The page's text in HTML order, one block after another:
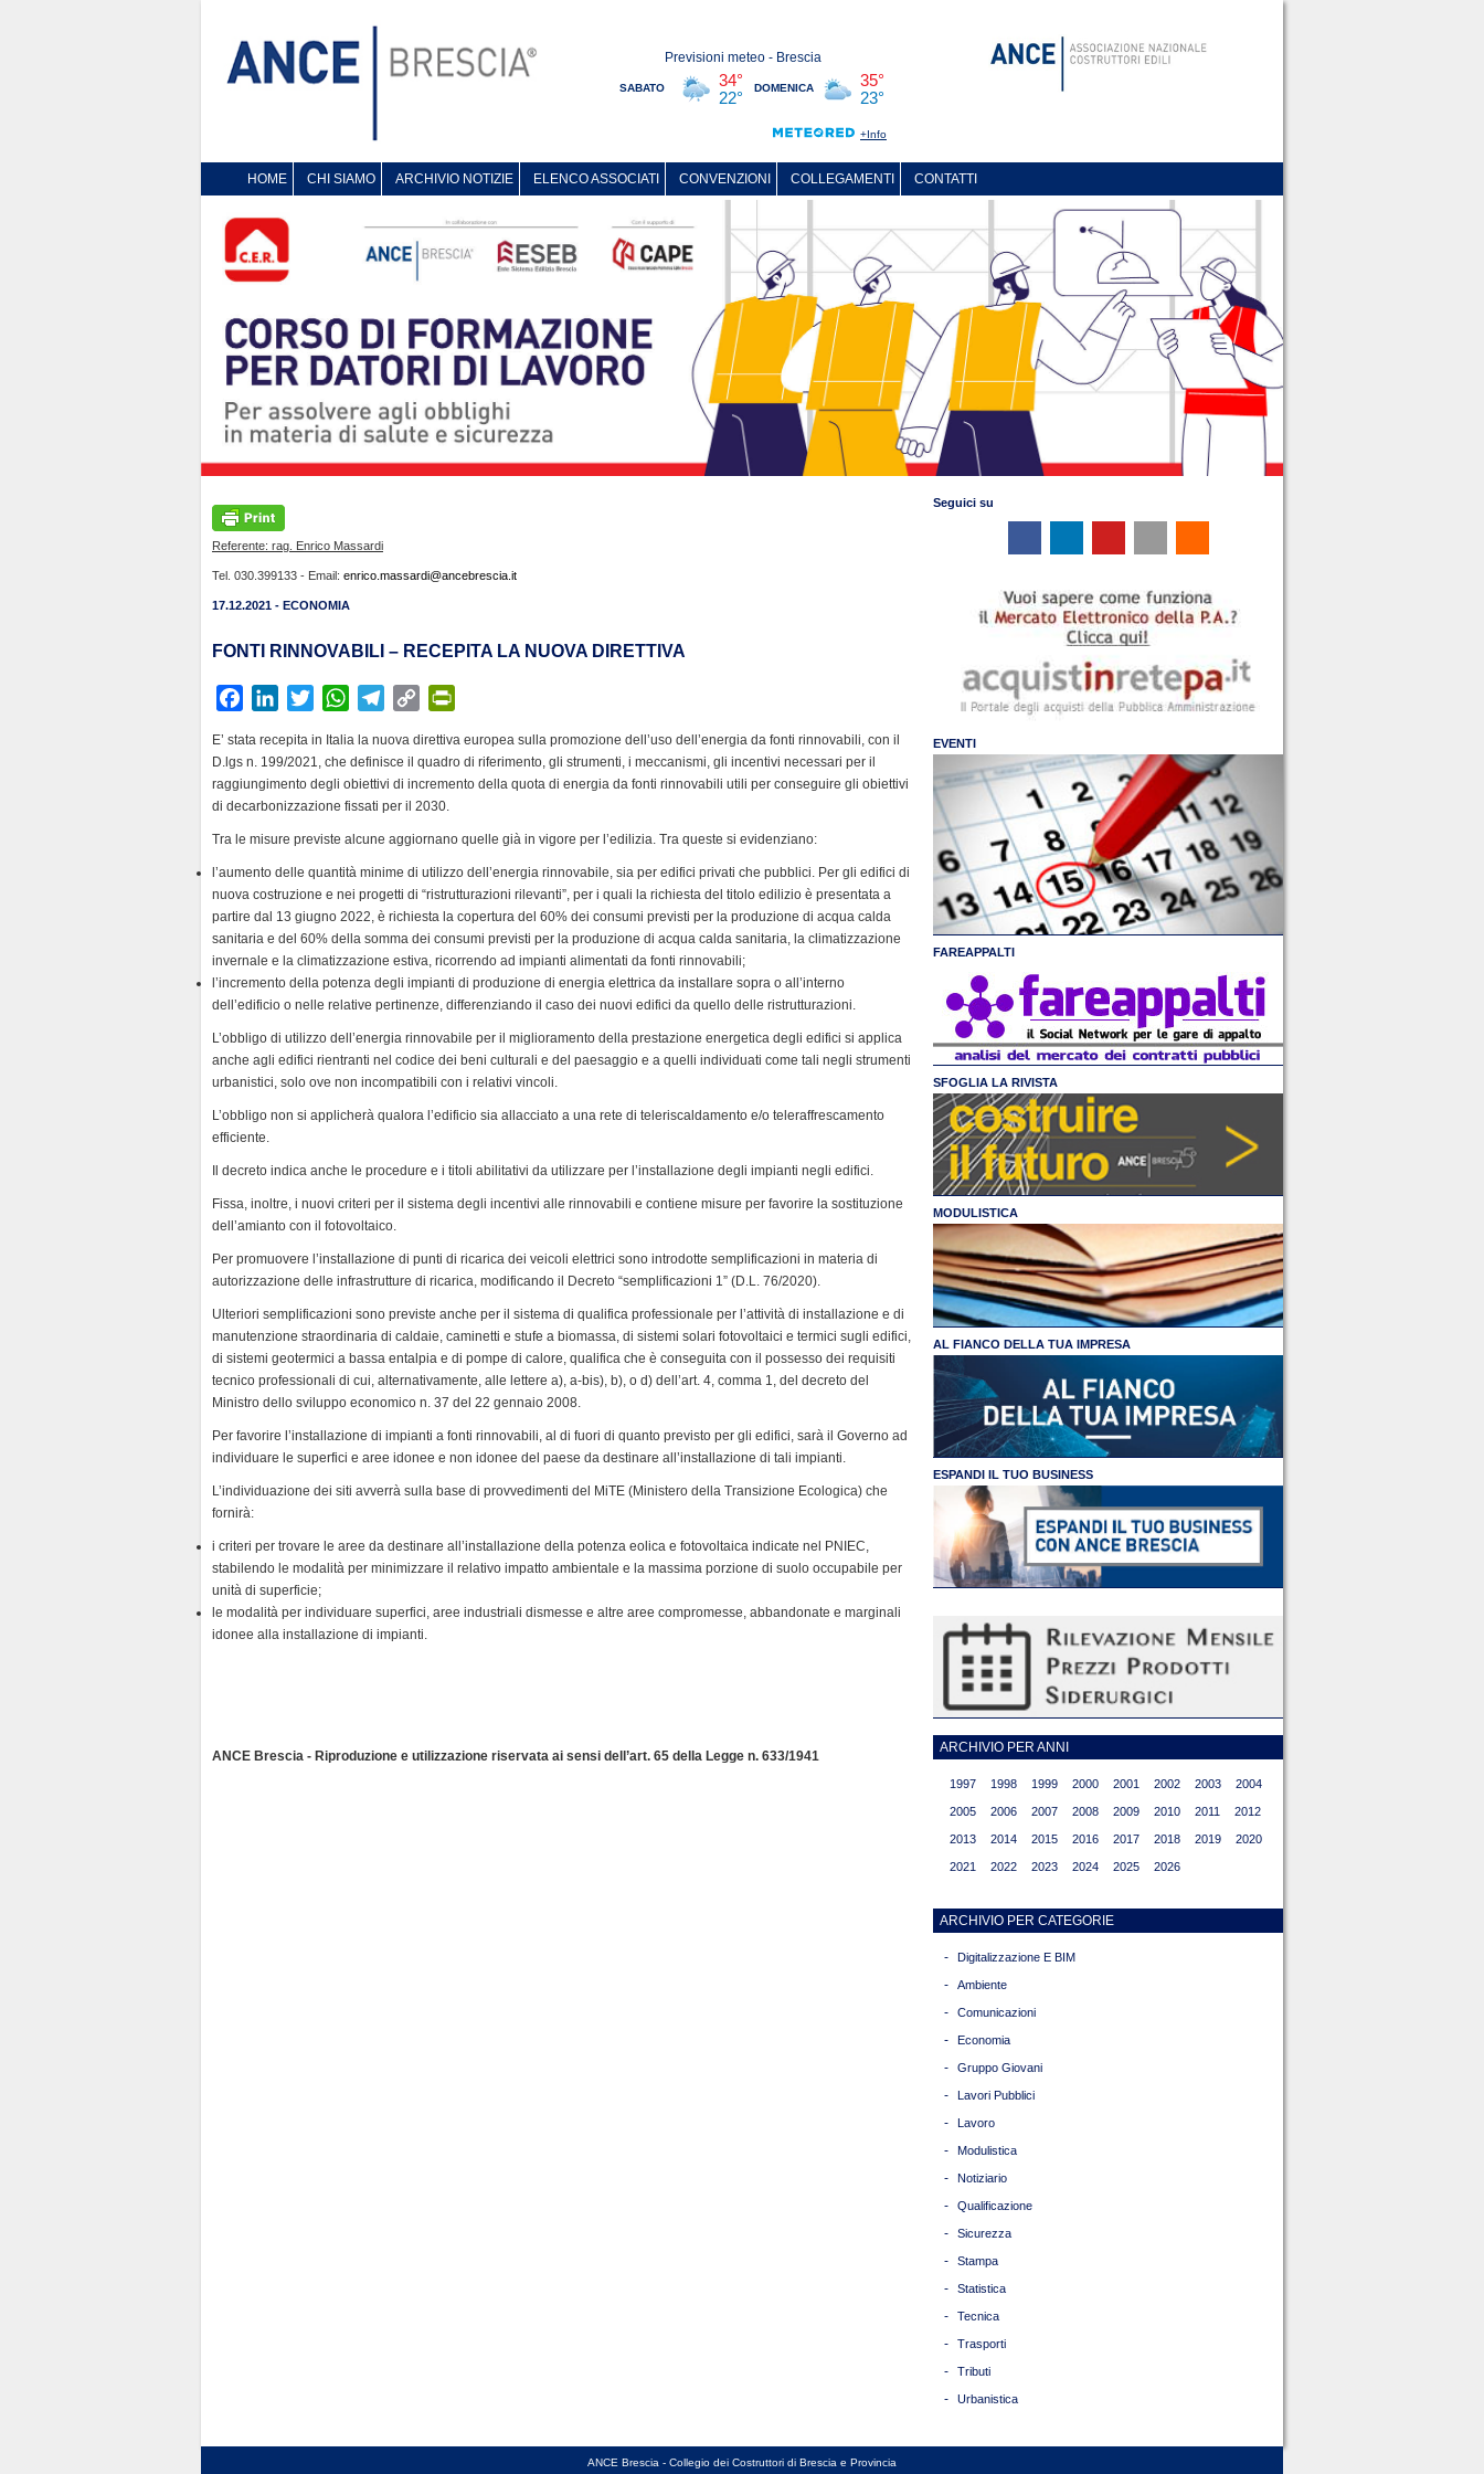
HOME CHI SIAMO ARCHIVIO NOTIZIE ELENCO ASSOCIATI CONVENZIONI COLLEGAMENTI CONTATTI
Referente: rag. Enrico Massardi
Tel. 030.399133 - Email: enrico.massardi@ancebrescia.it
17.12.2021 - ECONOMIA
FONTI RINNOVABILI – RECEPITA LA NUOVA DIRETTIVA
c
e
b
k
n
k
e
n
i
t
t
e
W
a
t
s
A
p
l
e
g
m
C
p
y
L
k
i
n
i
e
n
d
l
y
E’ stata recepita in Italia la nuova direttiva europea sulla promozione dell’uso dell’energia da fonti rinnovabili, con il
D.lgs n. 199/2021, che definisce il quadro di riferimento, gli strumenti, i meccanismi, gli incentivi necessari per il
raggiungimento degli obiettivi di incremento della quota di energia da fonti rinnovabili utili per conseguire gli obiettivi
di decarbonizzazione fissati per il 2030.
Tra le misure previste alcune aggiornano quelle già in vigore per l’edilizia. Tra queste si evidenziano:
l’aumento delle quantità minime di utilizzo dell’energia rinnovabile, sia per edifici privati che pubblici. Per gli edifici di
nuova costruzione e nei progetti di “ristrutturazioni rilevanti”, per i quali la richiesta del titolo edilizio è presentata a
partire dal 13 giugno 2022, è richiesta la copertura del 60% dei consumi previsti per la produzione di acqua calda
sanitaria e del 60% della somma dei consumi previsti per la produzione di acqua calda sanitaria, la climatizzazione
invernale e la climatizzazione estiva, ricorrendo ad impianti alimentati da fonti rinnovabili;
l’incremento della potenza degli impianti di produzione di energia elettrica da installare sopra o all’interno
dell’edificio o nelle relative pertinenze, differenziando il caso dei nuovi edifici da quello delle ristrutturazioni.
L’obbligo di utilizzo dell’energia rinnovabile per il miglioramento della prestazione energetica degli edifici si applica
anche agli edifici rientranti nel codice dei beni culturali e del paesaggio e a quelli individuati come tali negli strumenti
urbanistici, solo ove non incompatibili con i relativi vincoli.
L’obbligo non si applicherà qualora l’edificio sia allacciato a una rete di teleriscaldamento e/o teleraffrescamento
efficiente.
Il decreto indica anche le procedure e i titoli abilitativi da utilizzare per l’installazione degli impianti negli edifici.
Fissa, inoltre, i nuovi criteri per il sistema degli incentivi alle rinnovabili e contiene misure per favorire la sostituzione
dell’amianto con il fotovoltaico.
Per promuovere l’installazione di punti di ricarica dei veicoli elettrici sono introdotte semplificazioni in materia di
autorizzazione delle infrastrutture di ricarica, modificando il Decreto “semplificazioni 1” (D.L. 76/2020).
Ulteriori semplificazioni sono previste anche per il sistema di qualifica professionale per l’attività di installazione e di
manutenzione straordinaria di caldaie, caminetti e stufe a biomassa, di sistemi solari fotovoltaici e termici sugli edifici,
di sistemi geotermici a bassa entalpia e di pompe di calore, qualifica che è conseguita con il possesso dei requisiti
tecnico professionali di cui, alternativamente, alle lettere a), a-bis), b), o d) dell’art. 4, comma 1, del decreto del
Ministro dello sviluppo economico n. 37 del 22 gennaio 2008.
Per favorire l’installazione di impianti a fonti rinnovabili, al di fuori di quanto previsto per gli edifici, sarà il Governo ad
individuare le superfici e aree idonee e non idonee del paese da destinare all’installazione di tali impianti.
L’individuazione dei siti avverrà sulla base di provvedimenti del MiTE (Ministero della Transizione Ecologica) che
fornirà:
i criteri per trovare le aree da destinare all’installazione della potenza eolica e fotovoltaica indicate nel PNIEC,
stabilendo le modalità per minimizzare il relativo impatto ambientale e la massima porzione di suolo occupabile per
unità di superficie;
le modalità per individuare superfici, aree industriali dismesse e altre aree compromesse, abbandonate e marginali
idonee alla installazione di impianti.
ANCE Brescia - Riproduzione e utilizzazione riservata ai sensi dell’art. 65 della Legge n. 633/1941
Seguici su
EVENTI
FAREAPPALTI
SFOGLIA LA RIVISTA
MODULISTICA
AL FIANCO DELLA TUA IMPRESA
ESPANDI IL TUO BUSINESS
ARCHIVIO PER ANNI
1997 1998 1999 2000 2001 2002 2003 2004
2005 2006 2007 2008 2009 2010 2011 2012
2013 2014 2015 2016 2017 2018 2019 2020
2021 2022 2023 2024 2025 2026
ARCHIVIO PER CATEGORIE
- Digitalizzazione E BIM
- Ambiente
- Comunicazioni
- Economia
- Gruppo Giovani
- Lavori Pubblici
- Lavoro
- Modulistica
- Notiziario
- Qualificazione
- Sicurezza
- Stampa
- Statistica
- Tecnica
- Trasporti
- Tributi
- Urbanistica
ANCE Brescia - Collegio dei Costruttori di Brescia e Provincia